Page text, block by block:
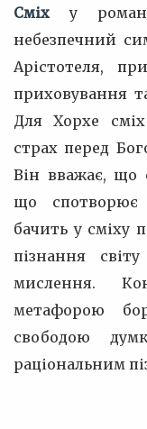
Сміх у
небезпечний
Арістотеля,
приховування
Для Хорхе
страх перед
Він вважає, що
що спотворює
бачить у сміху
пізнання
мислення.
метафорою
свободою
раціональним